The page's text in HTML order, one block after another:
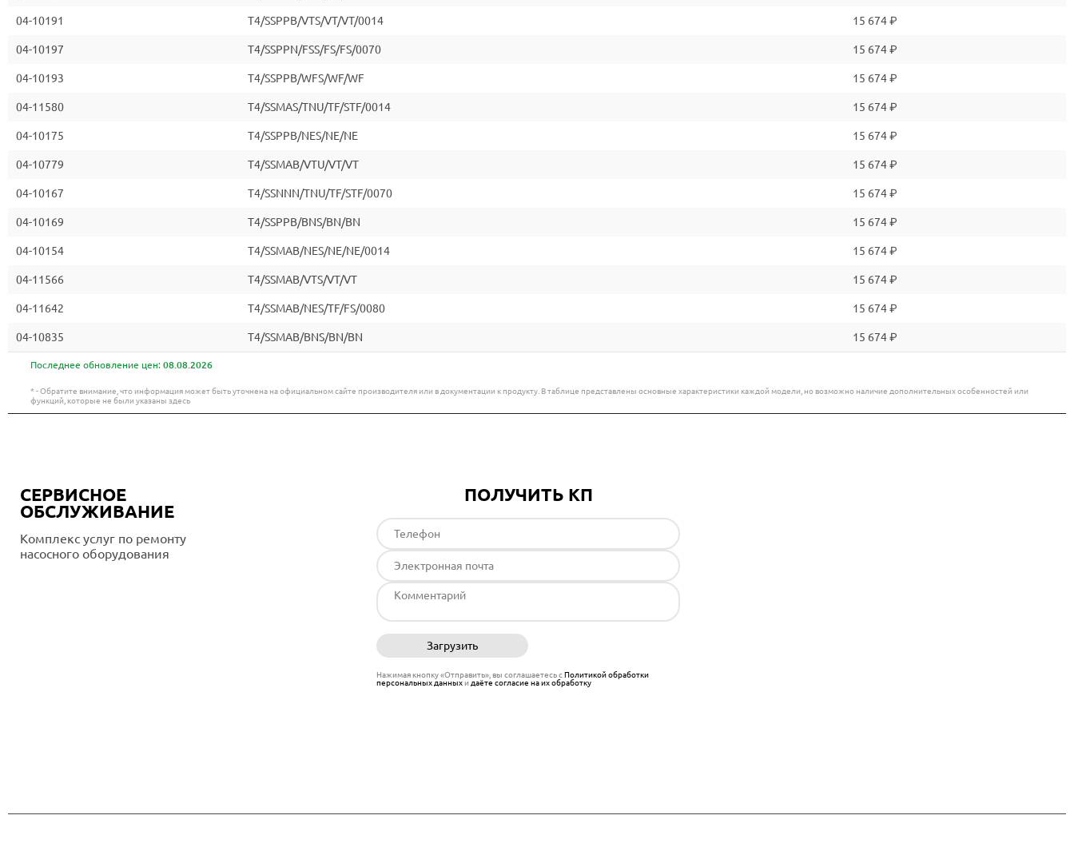
04-10191 T4/SSPPB/VTS/VT/VT/0014 15 674 ₽
04-10197 T4/SSPPN/FSS/FS/FS/0070 15 674 ₽
04-10193 T4/SSPPB/WFS/WF/WF 15 674 ₽
04-11580 T4/SSMAS/TNU/TF/STF/0014 15 674 ₽
04-10175 T4/SSPPB/NES/NE/NE 15 674 ₽
04-10779 T4/SSMAB/VTU/VT/VT 15 674 ₽
04-10167 T4/SSNNN/TNU/TF/STF/0070 15 674 ₽
04-10169 T4/SSPPB/BNS/BN/BN 15 674 ₽
04-10154 T4/SSMAB/NES/NE/NE/0014 15 674 ₽
04-11566 T4/SSMAB/VTS/VT/VT 15 674 ₽
04-11642 T4/SSMAB/NES/TF/FS/0080 15 674 ₽
04-10835 T4/SSMAB/BNS/BN/BN 15 674 ₽
Последнее обновление цен: 08.08.2026
* - Обратите внимание, что информация может быть уточнена на официальном сайте производителя или в документации к продукту. В таблице представлены основные характеристики каждой модели, но возможно наличие дополнительных особенностей или
функций, которые не были указаны здесь
СЕРВИСНОЕ
ОБСЛУЖИВАНИЕ
Комплекс услуг по ремонту
насосного оборудования
ПОЛУЧИТЬ КП
Загрузить
Нажимая кнопку «Отправить», вы соглашаетесь сПолитикой обработки
персональных данныхи даёте согласие на их обработку